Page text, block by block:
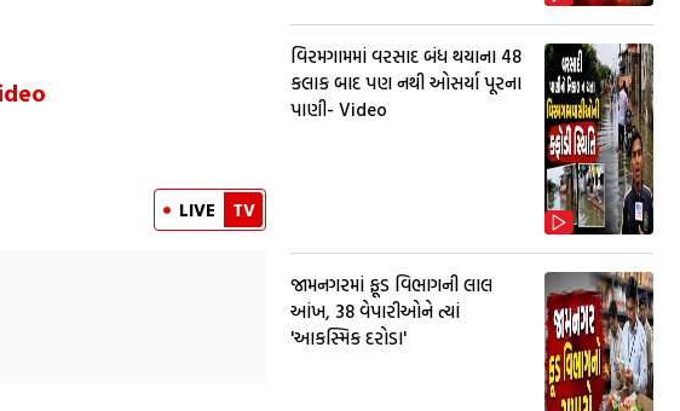
LIVE TV
વિરમગામમાં વરસાદ બંધ થયાના 48
કલાક બાદ પણ નથી ઓસર્યા પૂરના
પાણી- Video
જામનગરમાં ફૂડ વિભાગની લાલ
આંખ, 38 વેપારીઓને ત્યાં
'આકસ્મિક દરોડા'